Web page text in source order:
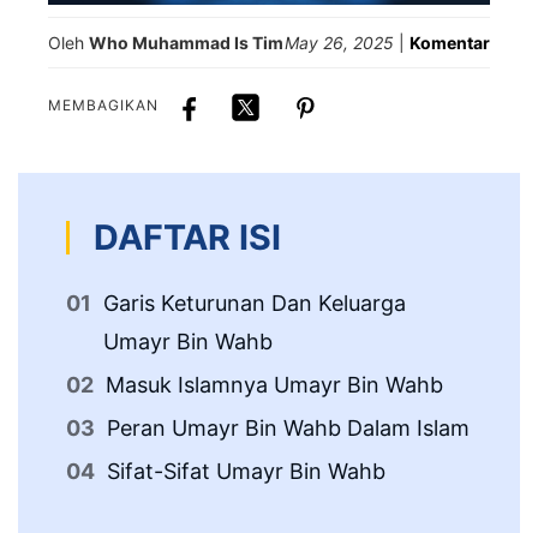
Oleh Who Muhammad Is TimMay 26, 2025 Komentar
MEMBAGIKAN
DAFTAR ISI
Garis Keturunan Dan Keluarga
Umayr Bin Wahb
Masuk Islamnya Umayr Bin Wahb
Peran Umayr Bin Wahb Dalam Islam
Sifat-Sifat Umayr Bin Wahb